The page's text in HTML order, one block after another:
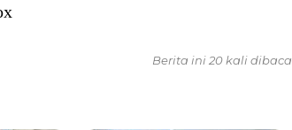
Berita ini 20 kali dibaca